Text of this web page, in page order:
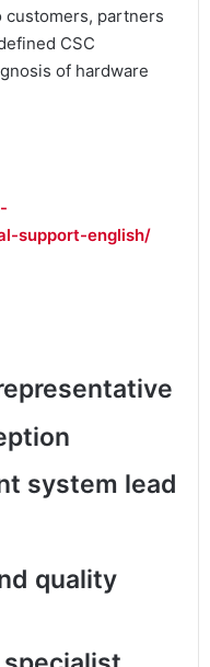
partners
CSC
of hardware
support-english/
system lead
quality